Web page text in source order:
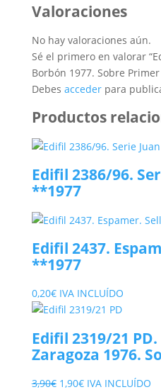
Valoraciones
No hay valoraciones aún.
Sé el primero en valorar
Borbón 1977. Sobre Primer
Debes accederpara
Productos
Edifil 2386/96.
**1977
Edifil 2437.
**1977
0,20€ IVA INCLUÍDO
Edifil 2319/21
Zaragoza 1976.
3,90€ El
1,90€ElIVA INCLUÍDO